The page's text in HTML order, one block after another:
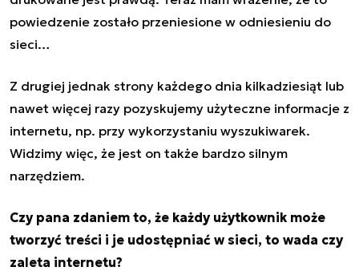
powiedzenie zostało przeniesione w odniesieniu do
sieci…
Z drugiej jednak strony każdego dnia kilkadziesiąt lub
nawet więcej razy pozyskujemy użyteczne informacje z
internetu, np. przy wykorzystaniu wyszukiwarek.
Widzimy więc, że jest on także bardzo silnym
narzędziem.
Czy pana zdaniem to, że każdy użytkownik może
tworzyć treści i je udostępniać w sieci, to wada czy
zaleta internetu?